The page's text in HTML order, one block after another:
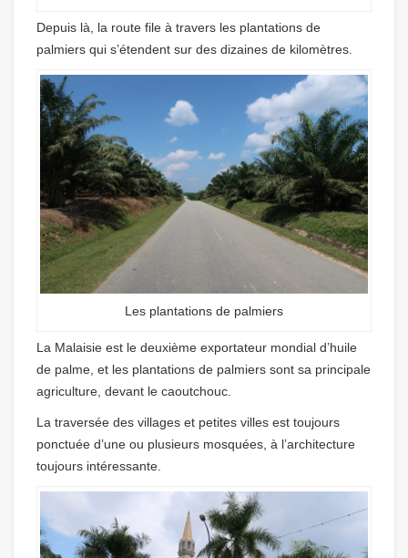
Depuis là, la route file à travers les plantations de
palmiers qui s’étendent sur des dizaines de kilomètres.
Les plantations de palmiers
La Malaisie est le deuxième exportateur mondial d’huile
de palme, et les plantations de palmiers sont sa principale
agriculture, devant le caoutchouc.
La traversée des villages et petites villes est toujours
ponctuée d’une ou plusieurs mosquées, à l’architecture
toujours intéressante.